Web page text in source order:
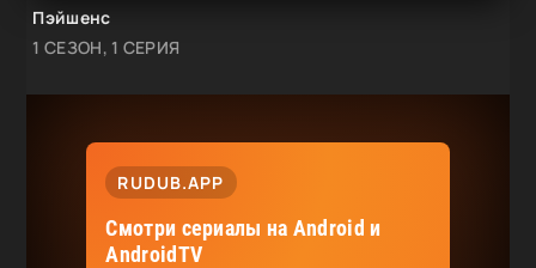
Пэйшенс
1 СЕЗОН, 1 СЕРИЯ
RUDUB.APP
Смотри сериалы на Android и
AndroidTV